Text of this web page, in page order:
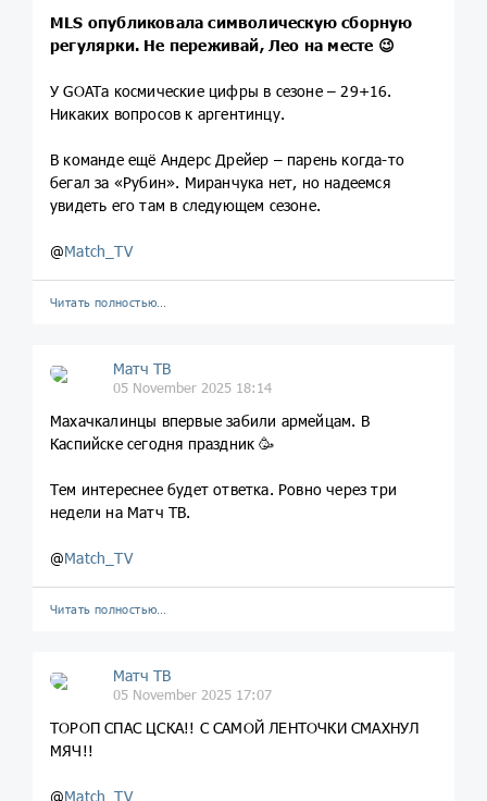
MLS опубликовала символическую сборную
регулярки. Не переживай, Лео на месте 😉
У GOATа космические цифры в сезоне – 29+16.
Никаких вопросов к аргентинцу.
В команде ещё Андерс Дрейер – парень когда-то
бегал за «Рубин». Миранчука нет, но надеемся
увидеть его там в следующем сезоне.
@Match_TV
Читать полностью…
Матч ТВ
05 November 2025 18:14
Махачкалинцы впервые забили армейцам. В
Каспийске сегодня праздник 🥳
Тем интереснее будет ответка. Ровно через три
недели на Матч ТВ.
@Match_TV
Читать полностью…
Матч ТВ
05 November 2025 17:07
ТОРОП СПАС ЦСКА!! С САМОЙ ЛЕНТОЧКИ СМАХНУЛ
МЯЧ!!
@Match_TV